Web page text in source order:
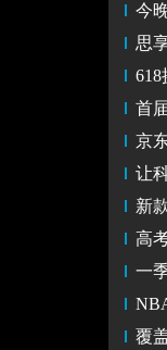
今晚8
思享
618换
首届
京东3C
让科
新款
高考之
一季度
NBA总
覆盖办